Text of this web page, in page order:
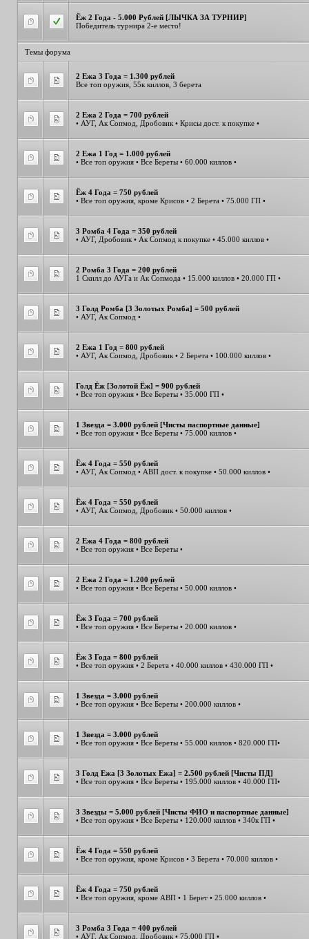
Ёж 2 Года - 5.000 Рублей [ЛЫЧКА ЗА ТУРНИР]
Победитель турнира 2-е место!
Темы форума
2 Ежа 3 Года = 1.300 рублей
Все топ оружия, 55к киллов, 3 берета
2 Ежа 2 Года = 700 рублей
• АУГ, Ак Сопмод, Дробовик • Крисы дост. к покупке •
2 Ежа 1 Год = 1.000 рублей
• Все топ оружия • Все Береты • 60.000 киллов •
Ёж 4 Года = 750 рублей
• Все топ оружия, кроме Крисов • 2 Берета • 75.000 ГП •
3 Ромба 4 Года = 350 рублей
• АУГ, Дробовик • Ак Сопмод к покупке • 45.000 киллов •
2 Ромба 3 Года = 200 рублей
1 Скилл до АУГа и Ак Сопмода • 15.000 киллов • 20.000 ГП •
3 Голд Ромба [3 Золотых Ромба] = 500 рублей
• АУГ, Ак Сопмод •
2 Ежа 1 Год = 800 рублей
• АУГ, Ак Сопмод, Дробовик • 2 Берета • 100.000 киллов •
Голд Ёж [Золотой Ёж] = 900 рублей
• Все топ оружия • Все Береты • 35.000 ГП •
1 Звезда = 3.000 рублей [Чисты паспортные данные]
• Все топ оружия • Все Береты • 75.000 киллов •
Ёж 4 Года = 550 рублей
• АУГ, Ак Сопмод • АВП дост. к покупке • 50.000 киллов •
Ёж 4 Года = 550 рублей
• АУГ, Ак Сопмод, Дробовик • 50.000 киллов •
2 Ежа 4 Года = 800 рублей
• Все топ оружия • Все Береты •
2 Ежа 2 Года = 1.200 рублей
• Все топ оружия • Все Береты • 50.000 киллов •
Ёж 3 Года = 700 рублей
• Все топ оружия • Все Береты • 20.000 киллов •
Ёж 3 Года = 800 рублей
• Все топ оружия • 2 Берета • 40.000 киллов • 430.000 ГП •
1 Звезда = 3.000 рублей
• Все топ оружия • Все Береты • 200.000 киллов •
1 Звезда = 3.000 рублей
• Все топ оружия • Все Береты • 55.000 киллов • 820.000 ГП•
3 Голд Ежа [3 Золотых Ежа] = 2.500 рублей [Чисты ПД]
• Все топ оружия • Все Береты • 195.000 киллов • 40.000 ГП•
3 Звезды = 5.000 рублей [Чисты ФИО и паспортные данные]
• Все топ оружия • Все Береты • 120.000 киллов • 340к ГП •
Ёж 4 Года = 550 рублей
• Все топ оружия, кроме Крисов • 3 Берета • 70.000 киллов •
Ёж 4 Года = 750 рублей
• Все топ оружия, кроме АВП • 1 Берет • 25.000 киллов •
3 Ромба 3 Года = 400 рублей
• АУГ, Ак Сопмод, Дробовик • 75.000 ГП •